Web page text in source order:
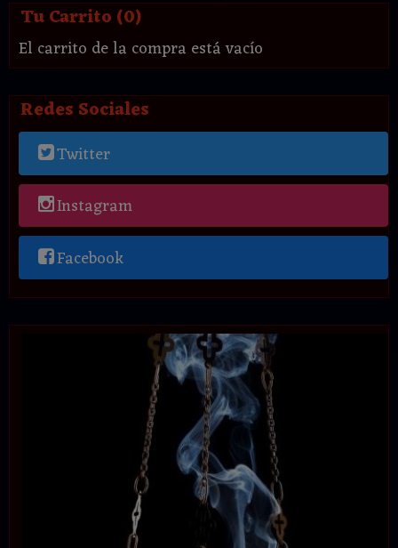
Tu Carrito (0)
El carrito de la compra está vacío
Redes Sociales
Twitter
Instagram
Facebook